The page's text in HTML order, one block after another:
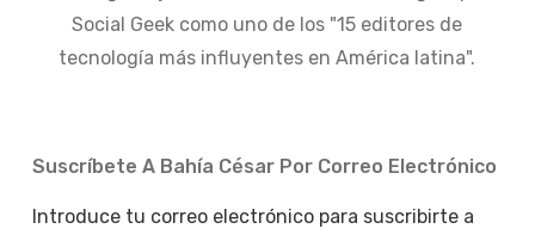
Social Geek como uno de los "15 editores de
tecnología más influyentes en América latina".
Suscríbete A Bahía César Por Correo Electrónico
Introduce tu correo electrónico para suscribirte a